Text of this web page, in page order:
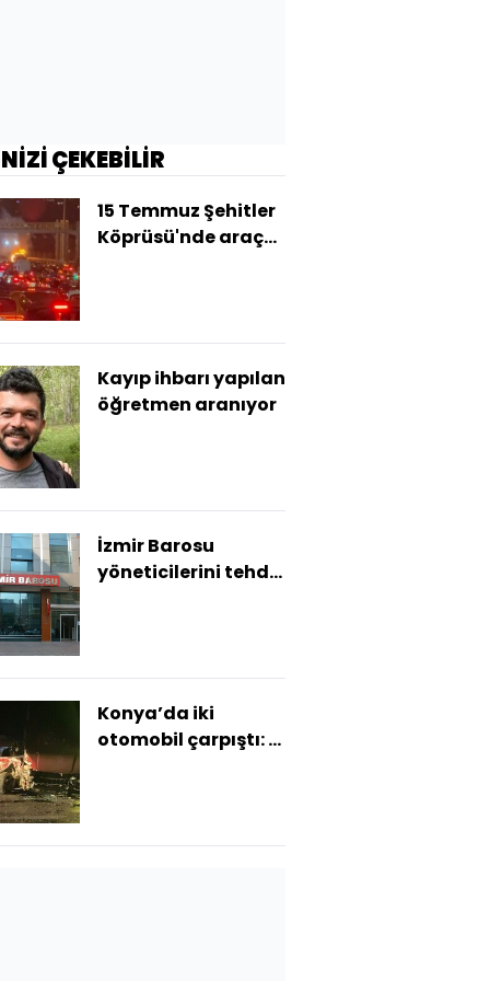
ÇEKEBİLİR
15 Temmuz Şehitler
Köprüsü'nde araç
Kayıp ihbarı yapılan
öğretmen aranıyor
İzmir Barosu
yöneticilerini tehdit
Konya’da iki
otomobil çarpıştı: 6